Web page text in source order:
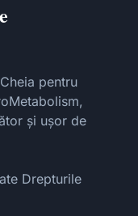
pentru
și ușor de
Drepturile